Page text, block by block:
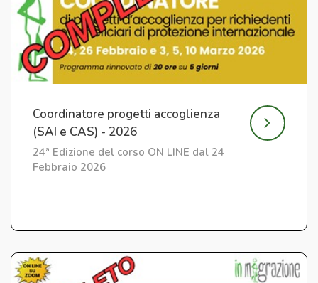
Coordinatore progetti accoglienza
(SAI e CAS) - 2026
24ª Edizione del corso ON LINE dal 24
Febbraio 2026